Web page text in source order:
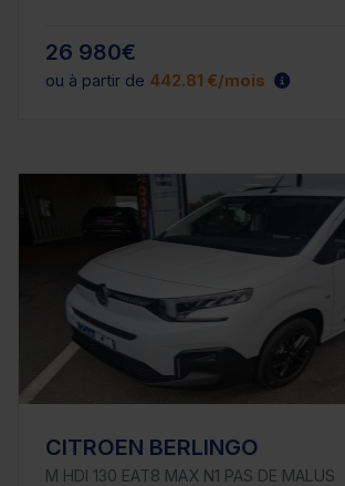
26 980€
ou à partir de 442.81 €/mois
CITROEN BERLINGO
M HDI 130 EAT8 MAX N1 PAS DE MALUS